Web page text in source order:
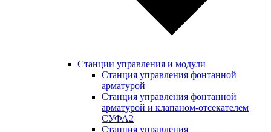
Станции управления и модули
Станция управления фонтанной
арматурой
Станция управления фонтанной
арматурой и клапаном-отсекателем
СУФА2
Станция управления